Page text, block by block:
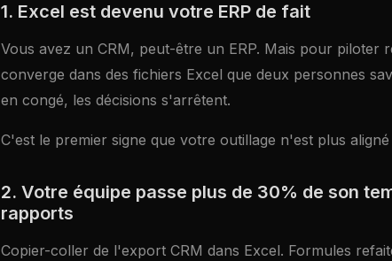
1. Excel est devenu votre ERP de fait
Vous avez un CRM, peut-être un ERP. Mais pour piloter
converge dans des fichiers Excel que deux personnes
en congé, les décisions s'arrêtent.
C'est le premier signe que votre outillage n'est plus
2. Votre équipe passe plus de 30% de son
rapports
Copier-coller de l'export CRM dans Excel. Formules